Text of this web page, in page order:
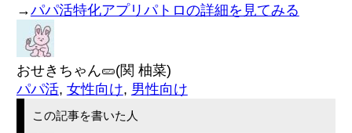
→パパ活特化アプリパトロの詳細を見てみる
おせきちゃん🥒(関 柚菜)
パパ活, 女性向け, 男性向け
この記事を書いた人